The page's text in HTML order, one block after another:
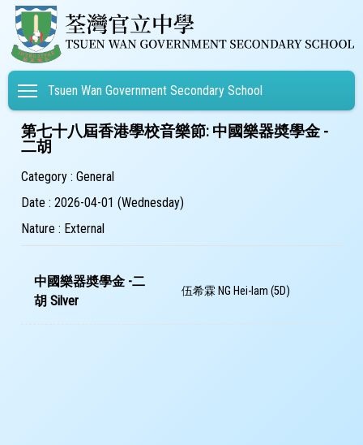
Toggle main menu visibility
Tsuen Wan Government Secondary School
第七十八屆香港學校音樂節: 中國樂器奬學金 -
二胡
Category : General
Date : 2026-04-01 (Wednesday)
Nature : External
中國樂器奬學金 -二
胡 Silver
伍希霖 NG Hei-lam (5D)